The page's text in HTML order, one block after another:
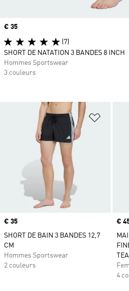
Prix
€ 35
SHORT DE BAIN 3 BANDES 12,7
CM
Hommes Sportswear
2 couleurs
Prix
€
4
Prix
€ 35
(7)
SHORT DE NATATION 3 BANDES 8 INCH
Hommes Sportswear
3 couleurs